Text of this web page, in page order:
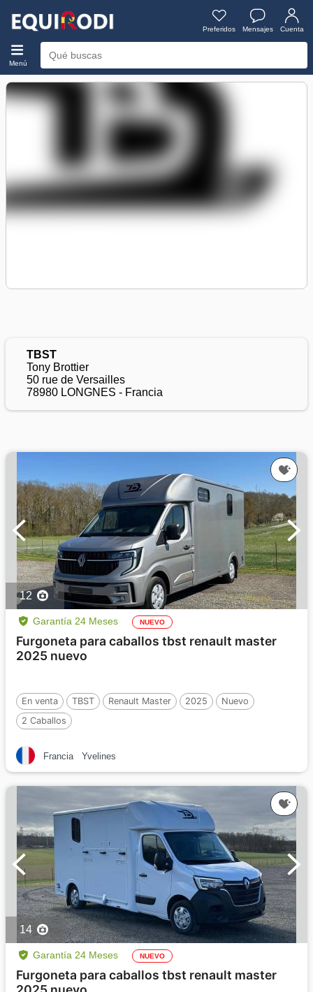
Preferidos Mensajes Cuenta
Menú
TBST
Tony Brottier
50 rue de Versailles
78980 LONGNES - Francia
12
Garantía 24 Meses NUEVO
Furgoneta para caballos tbst renault master
2025 nuevo
En venta TBST Renault Master 2025
Nuevo
2 Caballos
Francia Yvelines
14
Garantía 24 Meses NUEVO
Furgoneta para caballos tbst renault master